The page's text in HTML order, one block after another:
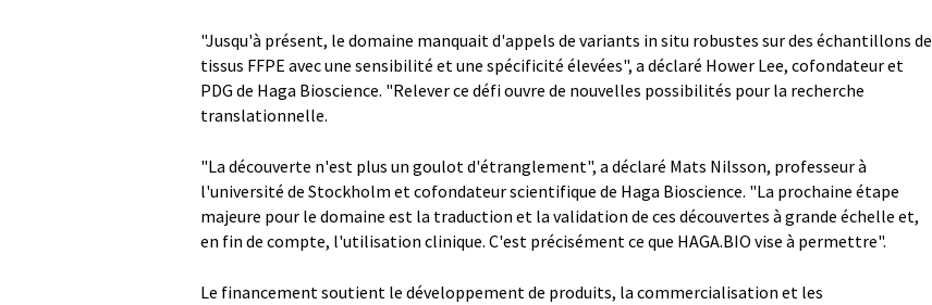
"Jusqu'à présent, le domaine manquait d'appels de variants in situ robustes sur des échantillons de
tissus FFPE avec une sensibilité et une spécificité élevées", a déclaré Hower Lee, cofondateur et
PDG de Haga Bioscience. "Relever ce défi ouvre de nouvelles possibilités pour la recherche
translationnelle.
"La découverte n'est plus un goulot d'étranglement", a déclaré Mats Nilsson, professeur à
l'université de Stockholm et cofondateur scientifique de Haga Bioscience. "La prochaine étape
majeure pour le domaine est la traduction et la validation de ces découvertes à grande échelle et,
en fin de compte, l'utilisation clinique. C'est précisément ce que HAGA.BIO vise à permettre".
Le financement soutient le développement de produits, la commercialisation et les